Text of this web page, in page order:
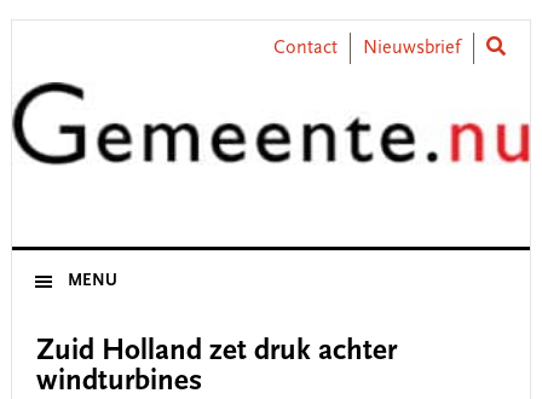
Skip
primary
navigation
Skip
content
Skip
primary
sidebar
Skip
footer
Contact Nieuwsbrief
MENU
Zuid Holland zet druk achter
windturbines